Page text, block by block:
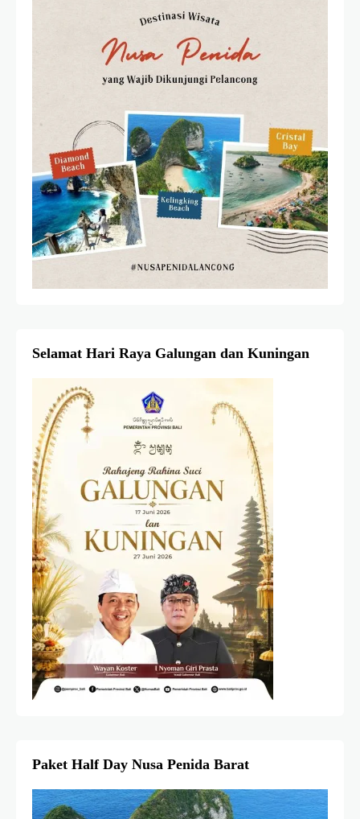
Selamat Hari Raya Galungan dan Kuningan
Paket Half Day Nusa Penida Barat